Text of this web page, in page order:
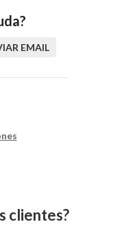
EMAIL
clientes?